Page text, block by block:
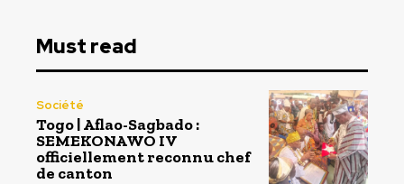
Must read
Société
Togo | Aflao-Sagbado :
SEMEKONAWO IV
officiellement reconnu chef
de canton